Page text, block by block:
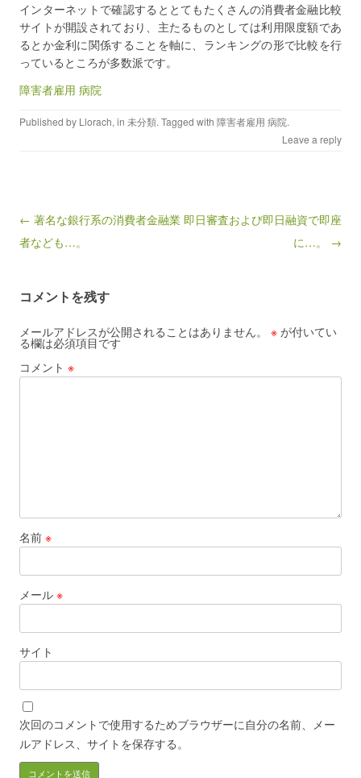
インターネットで確認するととてもたくさんの消費者金融比較
サイトが開設されており、主たるものとしては利用限度額であ
るとか金利に関係することを軸に、ランキングの形で比較を行
っているところが多数派です。
障害者雇用 病院
Published by Llorach, in 未分類. Tagged with 障害者雇用 病院.
Leave a reply
Post navigation
← 著名な銀行系の消費者金融業
者なども…。
即日審査および即日融資で即座
に…。 →
コメントを残す
メールアドレスが公開されることはありません。 ※ が付いてい
る欄は必須項目です
コメント ※
名前 ※
メール ※
サイト
次回のコメントで使用するためブラウザーに自分の名前、メー
ルアドレス、サイトを保存する。